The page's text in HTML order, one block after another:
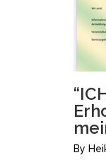
By